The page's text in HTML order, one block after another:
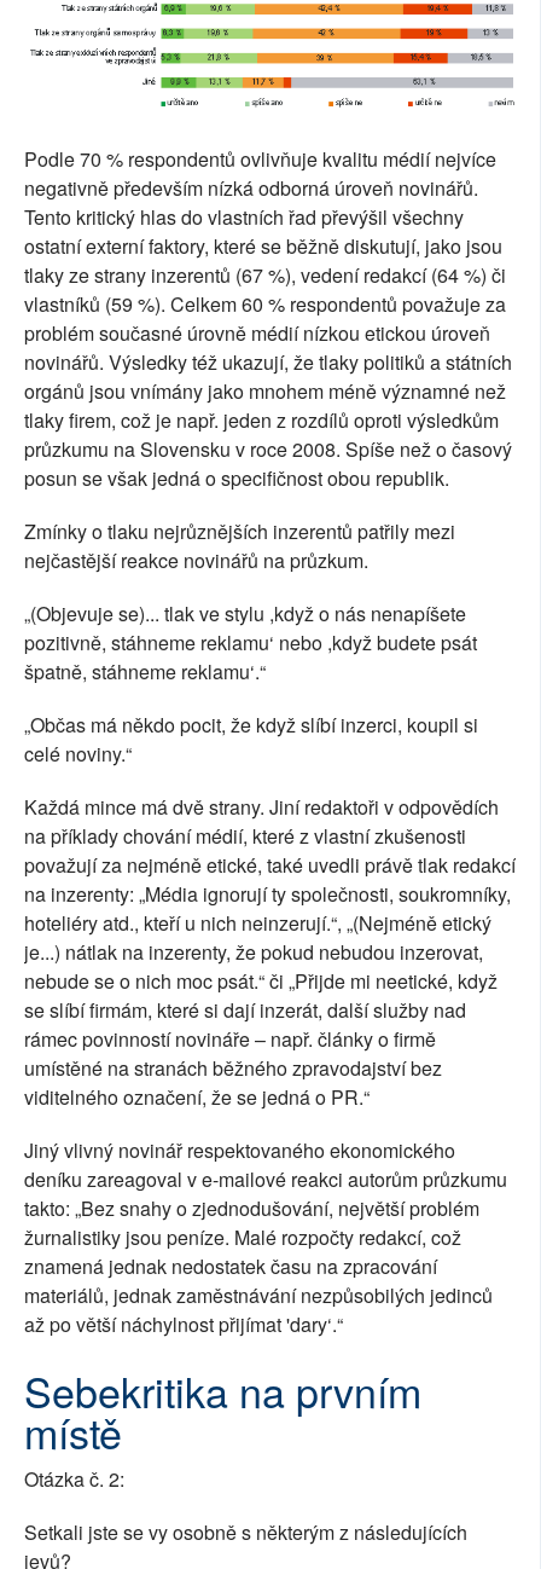
Podle 70 % respondentů ovlivňuje kvalitu médií nejvíce
negativně především nízká odborná úroveň novinářů.
Tento kritický hlas do vlastních řad převýšil všechny
ostatní externí faktory, které se běžně diskutují, jako jsou
tlaky ze strany inzerentů (67 %), vedení redakcí (64 %) či
vlastníků (59 %). Celkem 60 % respondentů považuje za
problém současné úrovně médií nízkou etickou úroveň
novinářů. Výsledky též ukazují, že tlaky politiků a státních
orgánů jsou vnímány jako mnohem méně významné než
tlaky firem, což je např. jeden z rozdílů oproti výsledkům
průzkumu na Slovensku v roce 2008. Spíše než o časový
posun se však jedná o specifičnost obou republik.
Zmínky o tlaku nejrůznějších inzerentů patřily mezi
nejčastější reakce novinářů na průzkum.
„(Objevuje se)... tlak ve stylu ,když o nás nenapíšete
pozitivně, stáhneme reklamu‘ nebo ,když budete psát
špatně, stáhneme reklamu‘.“
„Občas má někdo pocit, že když slíbí inzerci, koupil si
celé noviny.“
Každá mince má dvě strany. Jiní redaktoři v odpovědích
na příklady chování médií, které z vlastní zkušenosti
považují za nejméně etické, také uvedli právě tlak redakcí
na inzerenty: „Média ignorují ty společnosti, soukromníky,
hoteliéry atd., kteří u nich neinzerují.“, „(Nejméně etický
je...) nátlak na inzerenty, že pokud nebudou inzerovat,
nebude se o nich moc psát.“ či „Přijde mi neetické, když
se slíbí firmám, které si dají inzerát, další služby nad
rámec povinností novináře – např. články o firmě
umístěné na stranách běžného zpravodajství bez
viditelného označení, že se jedná o PR.“
Jiný vlivný novinář respektovaného ekonomického
deníku zareagoval v e-mailové reakci autorům průzkumu
takto: „Bez snahy o zjednodušování, největší problém
žurnalistiky jsou peníze. Malé rozpočty redakcí, což
znamená jednak nedostatek času na zpracování
materiálů, jednak zaměstnávání nezpůsobilých jedinců
až po větší náchylnost přijímat 'dary‘.“
Sebekritika na prvním
místě
Otázka č. 2:
Setkali jste se vy osobně s některým z následujících
jevů?